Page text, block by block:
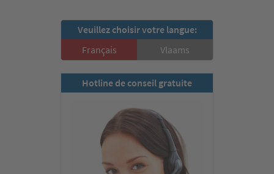
Veuillez choisir votre langue:
Français
Vlaams
Hotline de conseil gratuite